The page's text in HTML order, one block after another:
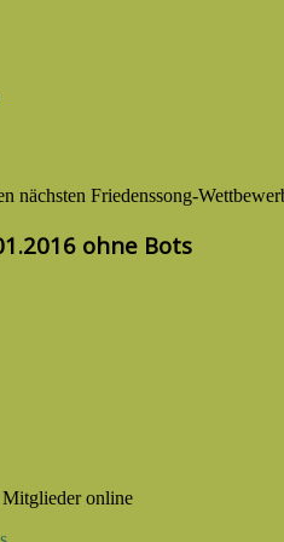
nächsten Friedens­song-­
ohne Bots
online